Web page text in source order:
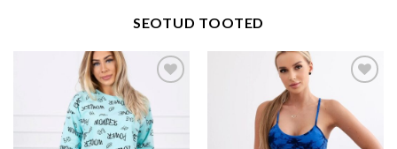
SEOTUD TOOTED
Add to wishlist Add to wishlist